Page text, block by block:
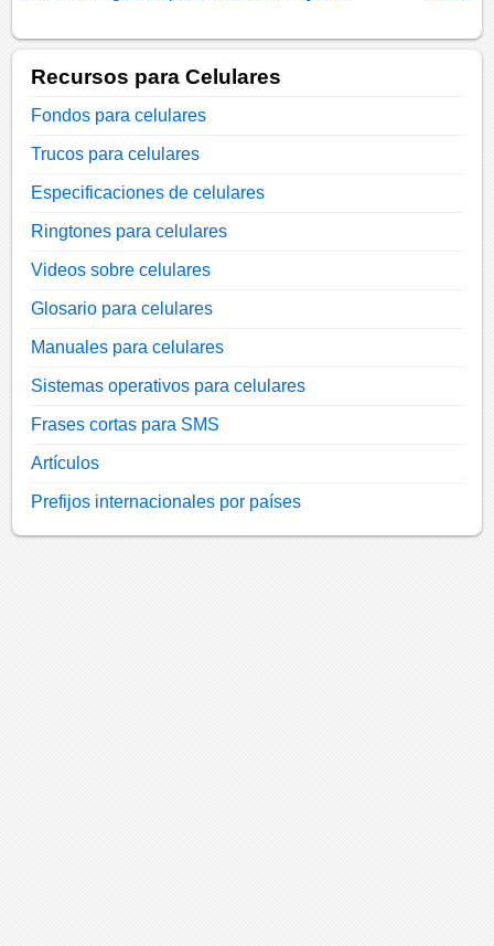
Recursos para Celulares
Fondos para celulares
Trucos para celulares
Especificaciones de celulares
Ringtones para celulares
Videos sobre celulares
Glosario para celulares
Manuales para celulares
Sistemas operativos para celulares
Frases cortas para SMS
Artículos
Prefijos internacionales por países